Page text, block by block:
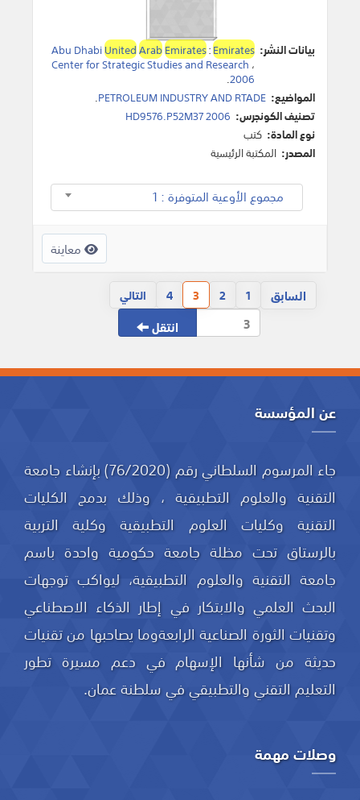
بيانات النشر: Abu DhabiUnitedArabEmirates:Emirates
Center for Strategic Studies and Research،
2006
.
المواضيع: PETROLEUM INDUSTRY AND RTADE
.
تصنيف الكونجرس: HD9576.P52M37 2006
نوع المادة: كتب
المصدر: المكتبة الرئيسية
مجموع الأوعية المتوفرة : 1
معاينة
السابق 1
2
3
4 التالي
انتقل
عن المؤسسة
جاء المرسوم السلطاني رقم (76/2020) بإنشاء جامعة
التقنية والعلوم التطبيقية ، وذلك بدمج الكليات
التقنية وكليات العلوم التطبيقية وكلية التربية
بالرستاق تحت مظلة جامعة حكومية واحدة باسم
جامعة التقنية والعلوم التطبيقية، ليواكب توجهات
البحث العلمي والابتكار في إطار الذكاء الاصطناعي
وتقنيات الثورة الصناعية الرابعةوما يصاحبها من تقنيات
حديثة من شأنها الإسهام في دعم مسيرة تطور
التعليم التقني والتطبيقي في سلطنة عمان.
وصلات مهمة